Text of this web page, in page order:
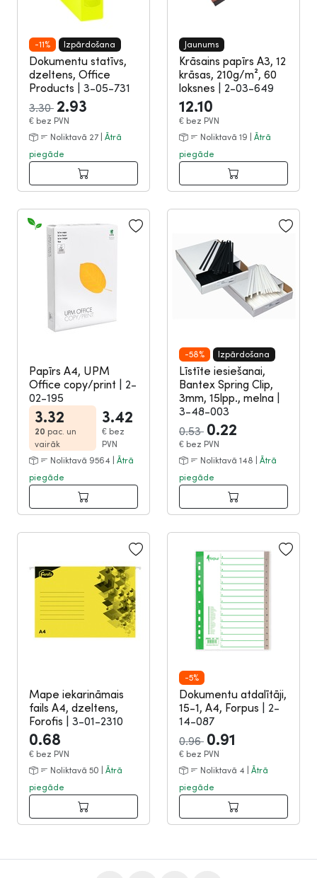
-11% Izpārdošana
Dokumentu statīvs,
dzeltens, Office
Products
3-05-731
3.30 2.93
€ bez PVN
Noliktavā 27 | Ātrā
piegāde
Jaunums
Krāsains papīrs A3, 12
krāsas, 210g/m², 60
loksnes
2-03-649
12.10
€ bez PVN
Noliktavā 19 | Ātrā
piegāde
Papīrs A4, UPM
Office copy/print
2-
02-195
3.32
20 pac. un
vairāk
3.42
€ bez
PVN
Noliktavā 9564 | Ātrā
piegāde
-58% Izpārdošana
Līstīte iesiešanai,
Bantex Spring Clip,
3mm, 15lpp., melna
3-48-003
0.53 0.22
€ bez PVN
Noliktavā 148 | Ātrā
piegāde
Mape iekarināmais
fails A4, dzeltens,
Forofis
3-01-2310
0.68
€ bez PVN
Noliktavā 50 | Ātrā
piegāde
-5%
Dokumentu atdalītāji,
15-1, A4, Forpus
2-
14-087
0.96 0.91
€ bez PVN
Noliktavā 4 | Ātrā
piegāde